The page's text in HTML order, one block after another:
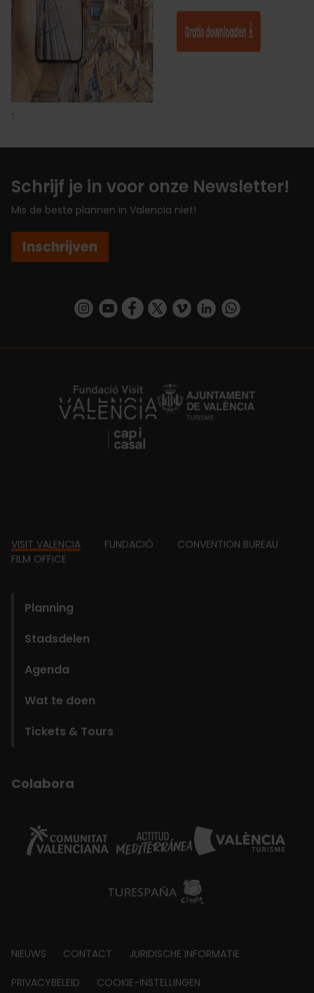
Schrijf je in voor onze Newsletter!
Mis de beste plannen in Valencia niet!
Inschrijven
https://www.instagram.com/visit_valencia/
https://www.youtube.com/user/
https://www.facebook.com/
https://twitter.com/
https://vimeo.com/
https://www.linkedin.com/company/turismo-valencia/https://api.whatsapp.com/send/
https://fundacion.visitvalencia.com/
Footer
VISIT VALENCIA FUNDACIÓ
CONVENTION BUREAU
FILM OFFICE
Planning
Stadsdelen
Agenda
Wat te doen
Tickets & Tours
Colabora
Footer
about
NIEUWS CONTACT JURIDISCHE INFORMATIE
PRIVACYBELEID COOKIE-INSTELLINGEN